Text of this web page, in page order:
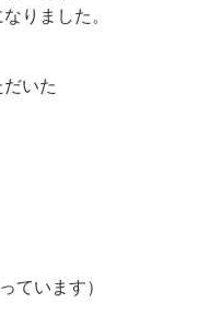
りました。
いた
ています）